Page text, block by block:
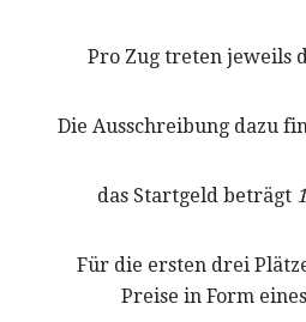
Pro Zug treten jeweils
Die Ausschreibung dazu
das Startgeld beträgt
Für die ersten drei
Preise in Form